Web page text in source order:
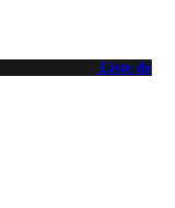
Liste de